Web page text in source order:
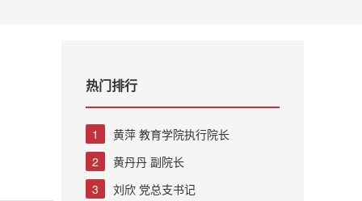
热门排行
1
黄萍 教育学院执行院长
2
黄丹丹 副院长
3
刘欣 党总支书记